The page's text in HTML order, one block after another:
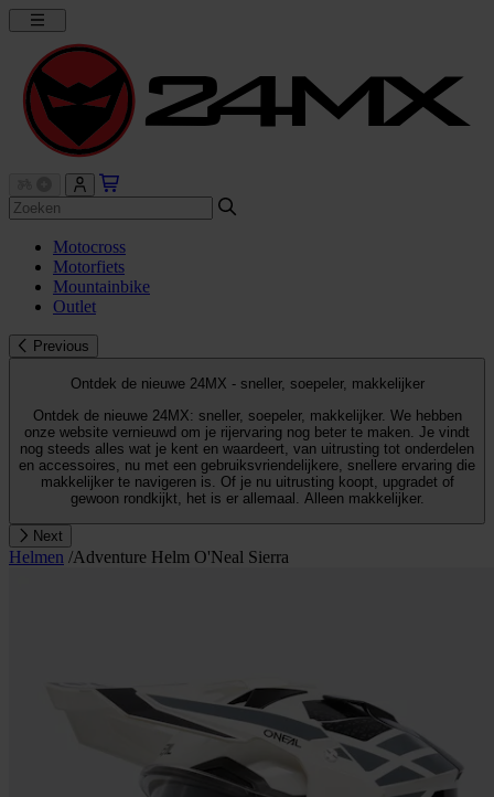
Motocross
Motorfiets
Mountainbike
Outlet
Previous
Ontdek de nieuwe 24MX - sneller, soepeler, makkelijker
Ontdek de nieuwe 24MX: sneller, soepeler, makkelijker. We hebben
onze website vernieuwd om je rijervaring nog beter te maken. Je vindt
nog steeds alles wat je kent en waardeert, van uitrusting tot onderdelen
en accessoires, nu met een gebruiksvriendelijkere, snellere ervaring die
makkelijker te navigeren is. Of je nu uitrusting koopt, upgradet of
gewoon rondkijkt, het is er allemaal. Alleen makkelijker.
Next
Helmen /Adventure Helm O'Neal Sierra